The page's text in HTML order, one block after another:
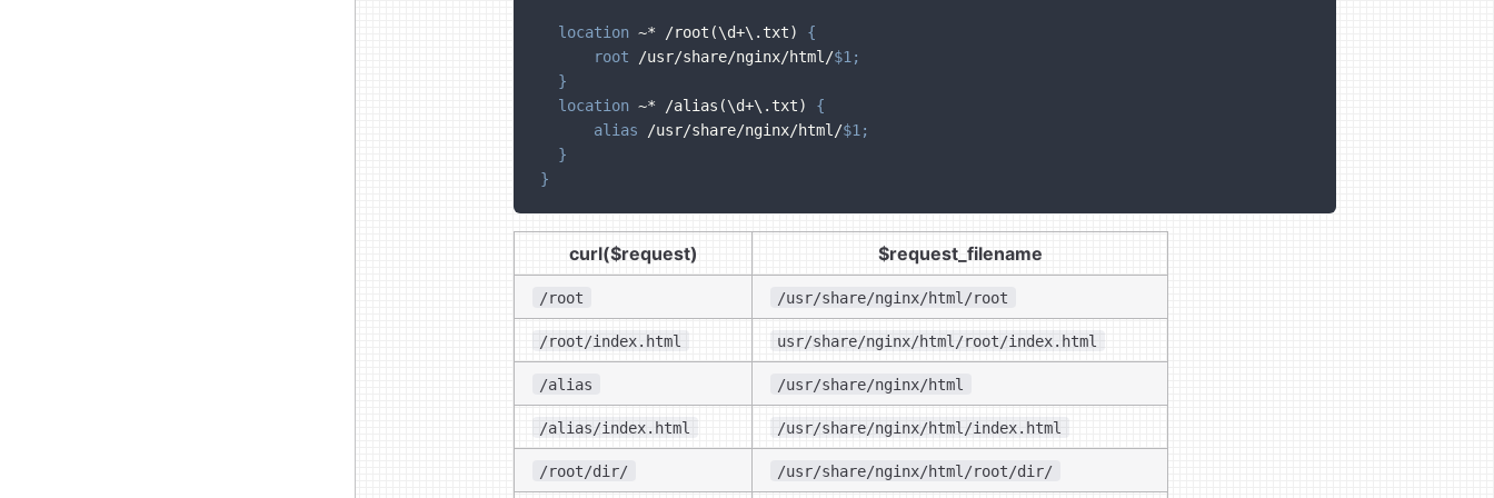
location ~* /root(\d+\.txt)
{
root /usr/share/nginx/html/$1 ;
}
location ~* /alias(\d+\.txt)
{
alias /usr/share/nginx/html/$1 ;
}
}
curl($request) $request_filename
/root /usr/share/nginx/html/root
/root/index.html usr/share/nginx/html/root/index.html
/alias /usr/share/nginx/html
/alias/index.html /usr/share/nginx/html/index.html
/root/dir/ /usr/share/nginx/html/root/dir/